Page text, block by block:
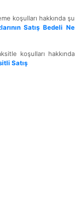
koşulları hakkında şu
Satış Bedeli Ne
koşulları hakkında
Satış